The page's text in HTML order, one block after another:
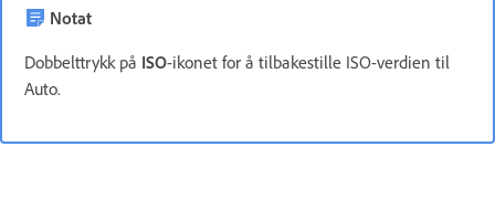
Notat
Dobbelttrykk på ISO-ikonet for å tilbakestille ISO-verdien til
Auto.